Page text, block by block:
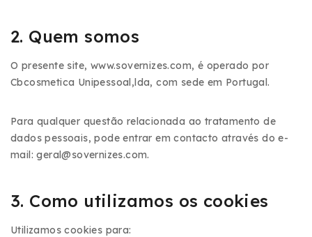
2. Quem somos
O presente site, www.sovernizes.com, é operado por
Cbcosmetica Unipessoal,lda, com sede em Portugal.
Para qualquer questão relacionada ao tratamento de
dados pessoais, pode entrar em contacto através do e-
mail:geral@sovernizes.com.
3. Como utilizamos os cookies
Utilizamos cookies para: